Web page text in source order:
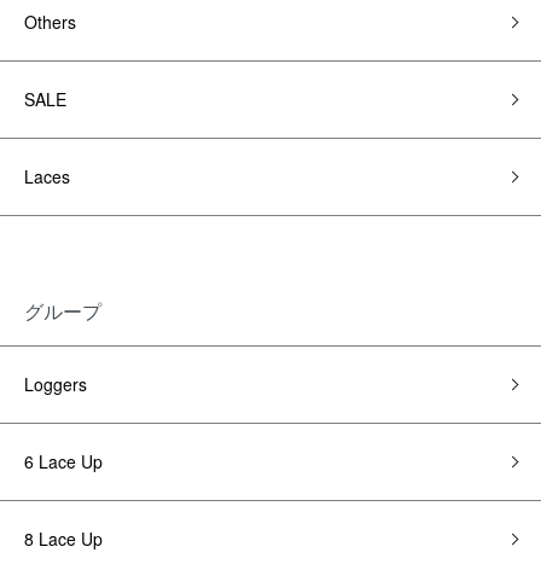
Others
SALE
Laces
グループ
Loggers
6 Lace Up
8 Lace Up